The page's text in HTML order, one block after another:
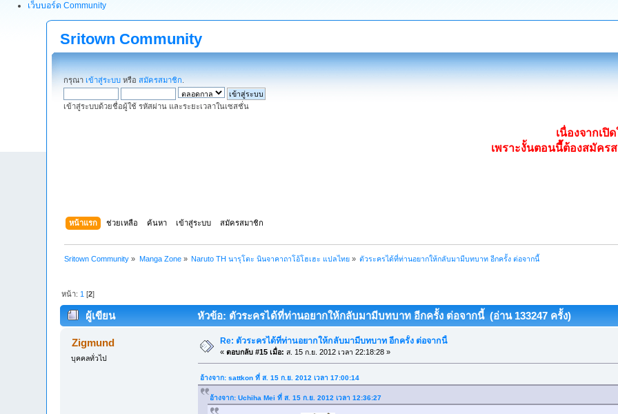
เว็บบอร์ด Community
Sritown Community
กรุณา เข้าสู่ระบบ หรือสมัครสมาชิก
เข้าสู่ระบบด้วยชื่อผู้ใช้ รหัสผ่าน และระยะเวลาในเซสชั่น
เนื่องจากเปิ
เพราะงั้นตอนนี้ต้องสมัค
หน้าแรก ช่วยเหลือ ค้นหา เข้าสู่ระบบ สมัครสมาชิก
Sritown Community » Manga Zone» Naruto TH นารุโตะ นินจาคาถาโอ้โฮเฮะ แปลไทย » ตัวระครได้ที่ท่านอยากให้กลับมามีบทบาท อีกครั้ง ต่อจากนี้
หน้า: 1 [2]
ผู้เขียน หัวข้อ: ตัวระครได้ที่ท่านอยากให้กลับมามีบทบาท อีกครั้ง ต่อจากนี้ (อ่าน 133247 ครั้ง)
Zigmund
บุคคลทั่วไป
Re: ตัวระครได้ที่ท่านอยากให้กลับมามีบทบาท อีกครั้ง ต่อจากนี้
«ตอบกลับ #15 เมื่อ: ส. 15 ก.ย. 2012 เวลา 22:18:28 »
อ้างจาก: sattkon ที่ ส. 15 ก.ย. 2012 เวลา 17:00:14
อ้างจาก: Uchiha Mei ที่ ส. 15 ก.ย. 2012 เวลา 12:36:27